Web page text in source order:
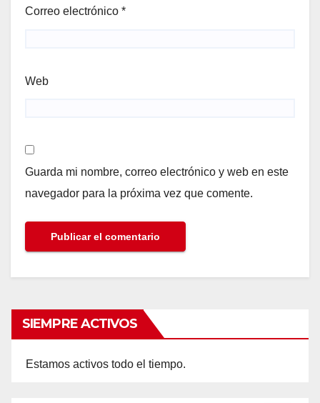
Correo electrónico *
Web
Guarda mi nombre, correo electrónico y web en este
navegador para la próxima vez que comente.
SIEMPRE ACTIVOS
Estamos activos todo el tiempo.